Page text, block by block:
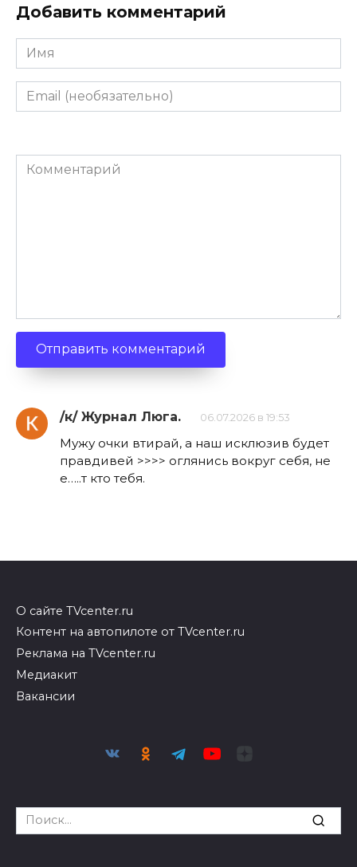
Добавить комментарий
Имя
Email
(необязательно)
Комментарий
/к/ Журнал Люга. 06.07.2026 в 19:53
Мужу очки втирай, а наш исклюзив будет
правдивей >>>> оглянись вокруг себя, не
е…..т кто тебя.
О сайте TVcenter.ru
Контент на автопилоте от TVcenter.ru
Реклама на TVcenter.ru
Медиакит
Вакансии
Search
for: